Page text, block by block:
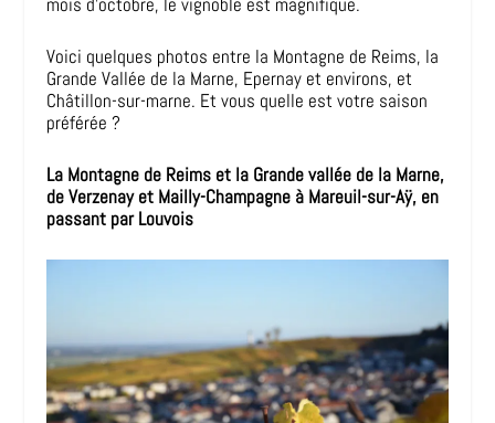
Voici quelques photos entre la Montagne de Reims, la
Grande Vallée de la Marne, Epernay et environs, et
Châtillon-sur-marne. Et vous quelle est votre saison
préférée ?
La Montagne de Reims et la Grande vallée de la Marne,
de Verzenay et Mailly-Champagne à Mareuil-sur-Aÿ, en
passant par Louvois